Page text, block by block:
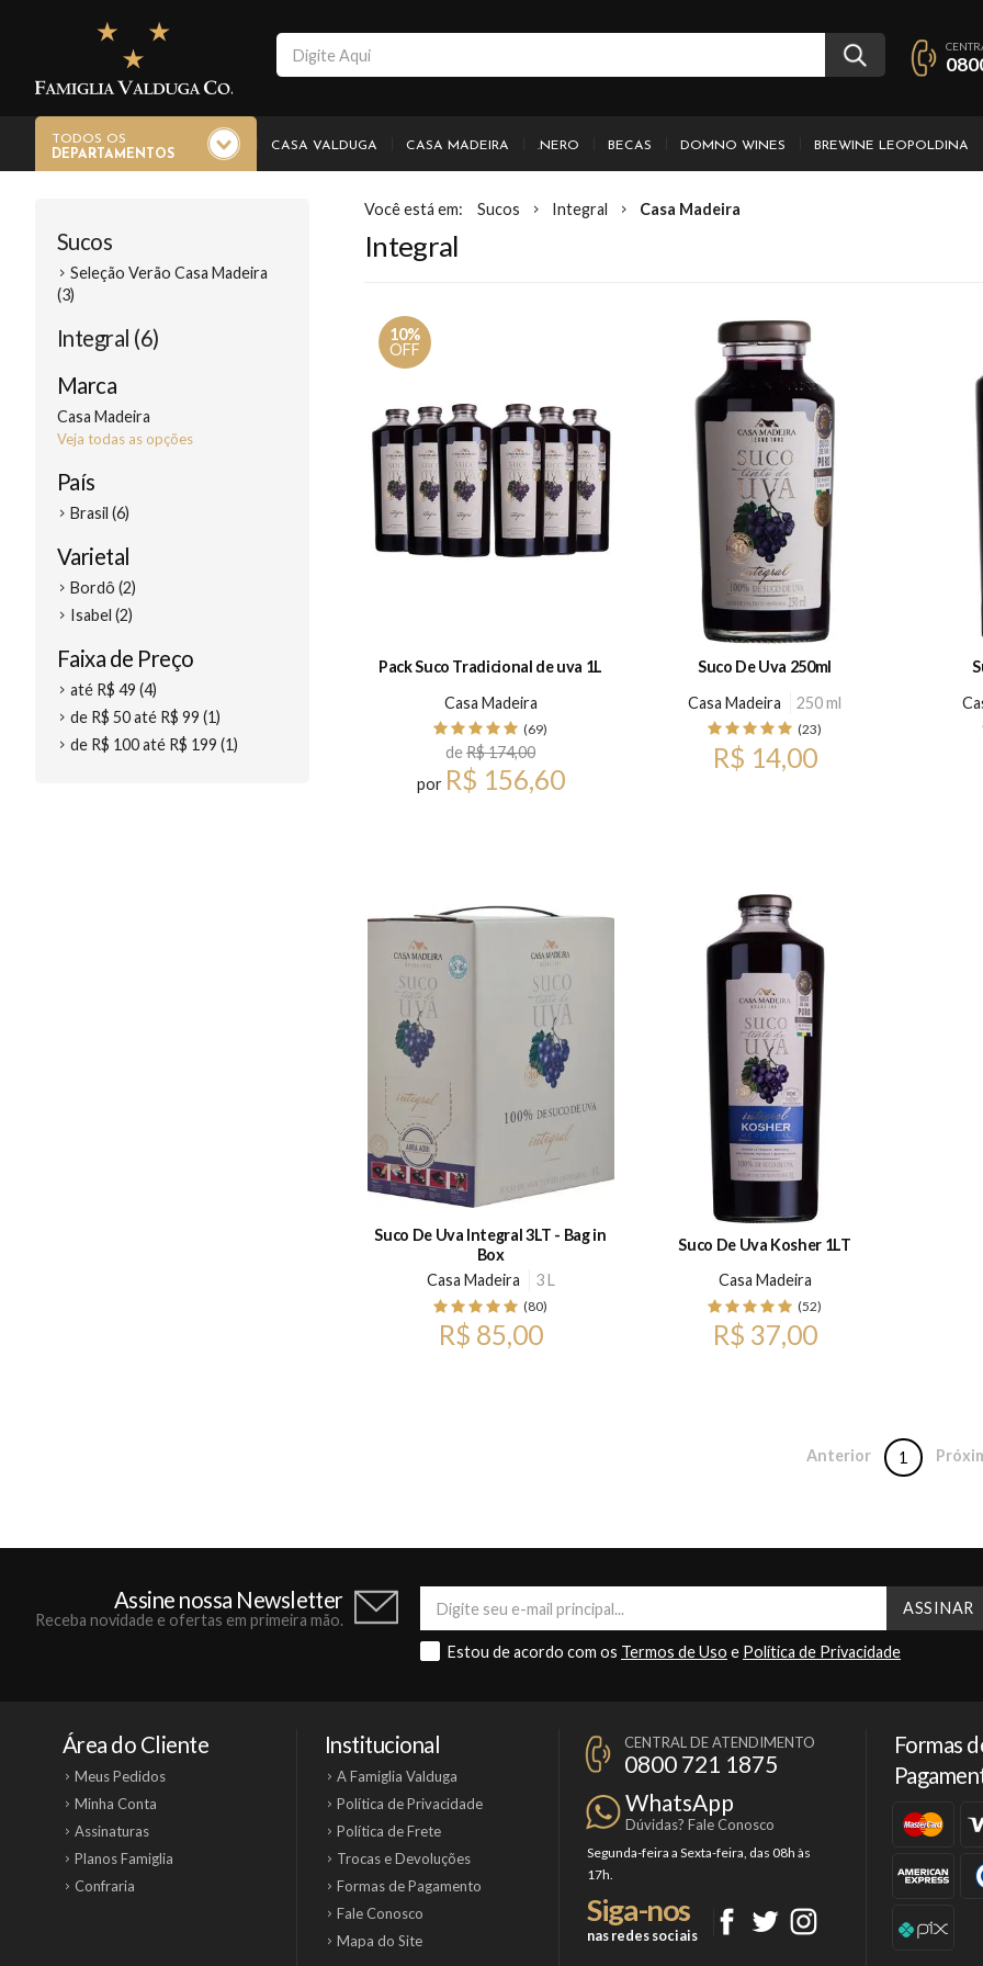
TODOS OS
DEPARTAMENTOS
CASA VALDUGA CASA MADEIRA .NERO BECAS DOMNO WINES BREWINE LEOPOLDINA
Sucos
Seleção Verão Casa Madeira
(3)
Integral (6)
Marca
Casa Madeira
Veja todas as opções
País
Brasil (6)
Varietal
Bordô (2)
Isabel (2)
Faixa de Preço
até R$ 49 (4)
de R$ 50 até R$ 99 (1)
de R$ 100 até R$ 199 (1)
Sucos Integral Casa Madeira
Integral
10%
OFF
Pack Suco Tradicional de uva 1L
Casa Madeira
(69)
deR$ 174,00
por R$ 156,60
Suco De Uva 250ml
Casa Madeira
250 ml
(23)
R$ 14,00
Suco De Uva Integral 3LT - Bag in
Box
Casa Madeira
3 L
(80)
R$ 85,00
Suco De Uva Kosher 1LT
Casa Madeira
(52)
R$ 37,00
Anterior 1
Assine nossa Newsletter
Receba novidade e ofertas em primeira mão.
Estou de acordo com os Termos de Uso e Política de Privacidade
Área do Cliente
Meus Pedidos
Minha Conta
Assinaturas
Planos Famiglia
Confraria
Institucional
A Famiglia Valduga
Política de Privacidade
Política de Frete
Trocas e Devoluções
Formas de Pagamento
Fale Conosco
Mapa do Site
CENTRAL DE ATENDIMENTO
0800 721 1875
WhatsApp
Dúvidas? Fale Conosco
Segunda-feira a Sexta-feira, das 08h às
17h.
Siga-nos
nas redes sociais
Formas